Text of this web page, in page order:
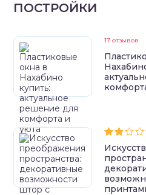
ПОСТРОЙКИ
17 отзывов